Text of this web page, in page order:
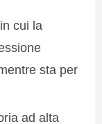
cui la
sta per
ad alta